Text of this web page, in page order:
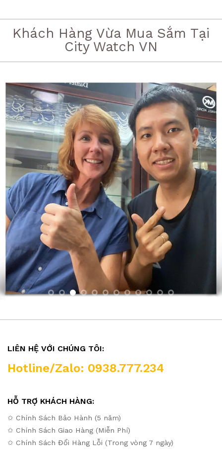
Khách Hàng Vừa Mua Sắm Tại
City Watch VN
LIÊN HỆ VỚI CHÚNG TÔI:
Hotline/Zalo: 0938.777.234
HỖ TRỢ KHÁCH HÀNG:
✩ Chính Sách Bảo Hành (5 năm)
✩ Chính Sách Giao Hàng (Miễn Phí)
✩ Chính Sách Đổi Hàng Lỗi (Trong vòng 7 ngày)